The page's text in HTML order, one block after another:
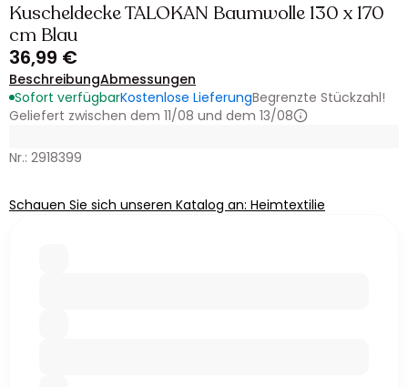
Kuscheldecke TALOKAN Baumwolle 130 x 170
cm Blau
36,99 €
BeschreibungAbmessungen
Sofort verfügbarKostenlose LieferungBegrenzte Stückzahl!
Geliefert zwischen dem 11/08 und dem 13/08
Nr.: 2918399
Schauen Sie sich unseren Katalog an: Heimtextilie